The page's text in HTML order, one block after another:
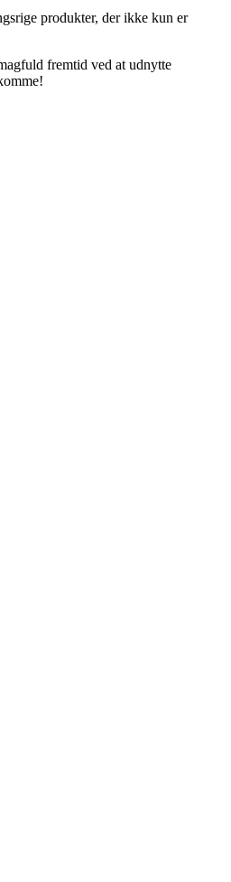
produkter, der ikke kun er
fremtid ved at udnytte